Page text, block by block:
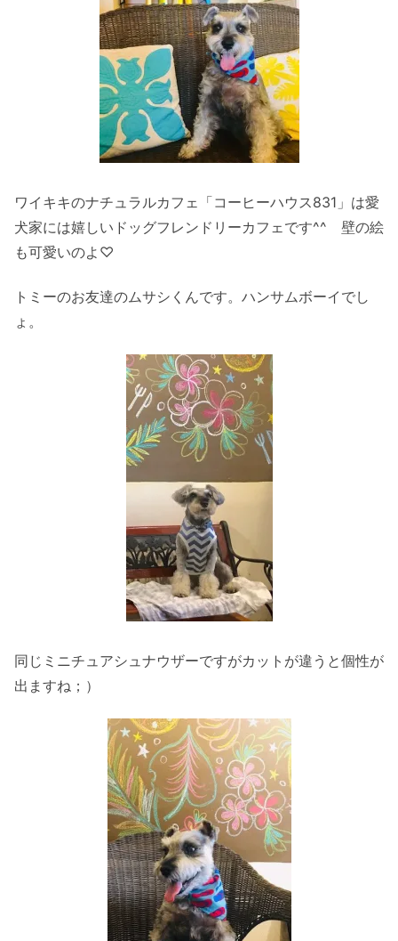
ワイキキのナチュラルカフェ「コーヒーハウス831」は愛
犬家には嬉しいドッグフレンドリーカフェです^^ 壁の絵
も可愛いのよ♡
トミーのお友達のムサシくんです。ハンサムボーイでし
ょ。
同じミニチュアシュナウザーですがカットが違うと個性が
出ますね；）